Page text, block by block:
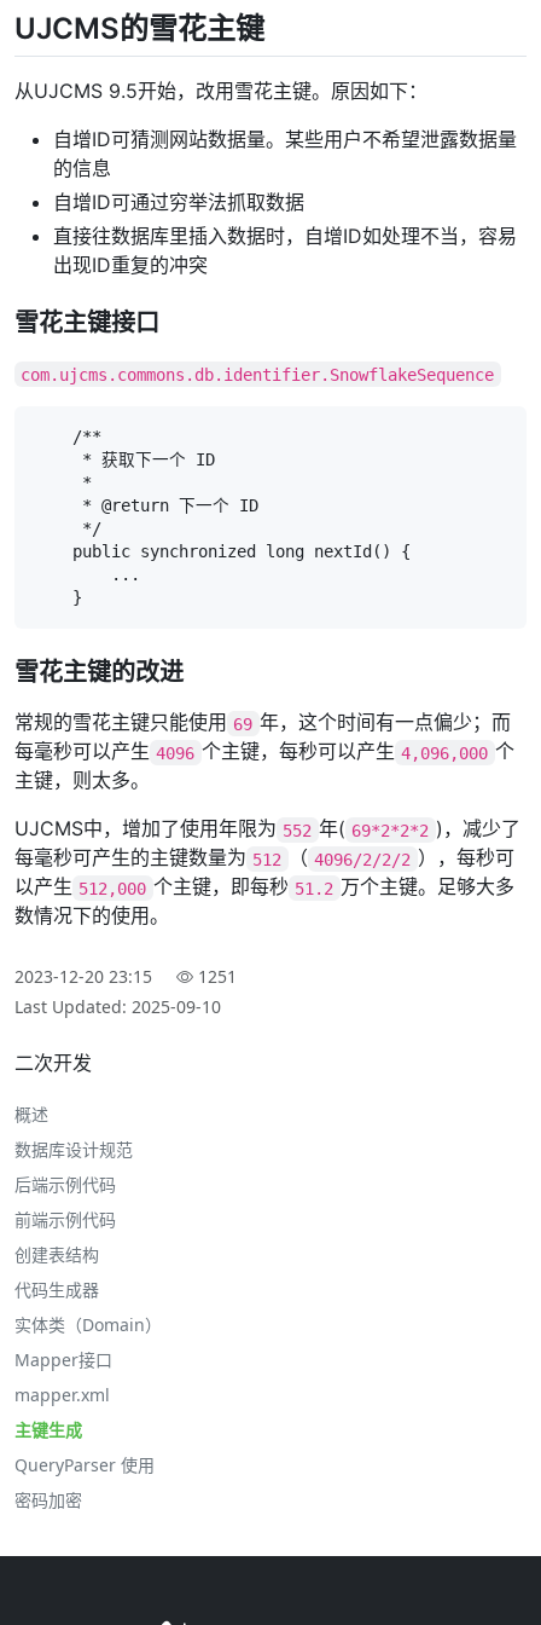
UJCMS的雪花主键
从UJCMS 9.5开始，改用雪花主键。原因如下：
自增ID可猜测网站数据量。某些用户不希望泄露数据量
的信息
自增ID可通过穷举法抓取数据
直接往数据库里插入数据时，自增ID如处理不当，容易
出现ID重复的冲突
雪花主键接口
com.ujcms.commons.db.identifier.SnowflakeSequence
    /**
     * 获取下一个 ID
     *
     * @return 下一个 ID
     */
    public synchronized long nextId() {
        ...
    }
雪花主键的改进
常规的雪花主键只能使用 69 年，这个时间有一点偏少；而
每毫秒可以产生 4096 个主键，每秒可以产生 4,096,000 个
主键，则太多。
UJCMS中，增加了使用年限为 552 年( 69*2*2*2 )，减少了
每毫秒可产生的主键数量为 512 （ 4096/2/2/2 ），每秒可
以产生 512,000 个主键，即每秒 51.2 万个主键。足够大多
数情况下的使用。
2023-12-20 23:15
1251
Last Updated: 2025-09-10
二次开发
概述
数据库设计规范
后端示例代码
前端示例代码
创建表结构
代码生成器
实体类（Domain）
Mapper接口
mapper.xml
主键生成
QueryParser 使用
密码加密